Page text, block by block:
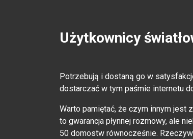
Użytkownicy
Potrzebują i dostaną go w
dostarczać w tym paśmie internetu
Warto pamiętać, że czym innym jest
to gwarancja płynnej rozmowy, ale
50 domostw równocześnie.